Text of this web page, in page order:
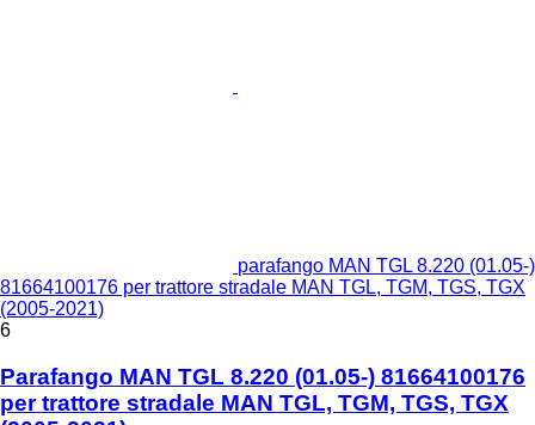
parafango MAN TGL 8.220 (01.05-)
81664100176 per trattore stradale MAN TGL, TGM, TGS, TGX
(2005-2021)
6
Parafango MAN TGL 8.220 (01.05-) 81664100176
per trattore stradale MAN TGL, TGM, TGS, TGX